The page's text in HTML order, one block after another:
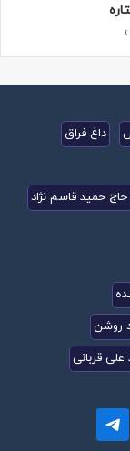
داغ فراق
حمید قاسم نژاد
روشن
قربانی